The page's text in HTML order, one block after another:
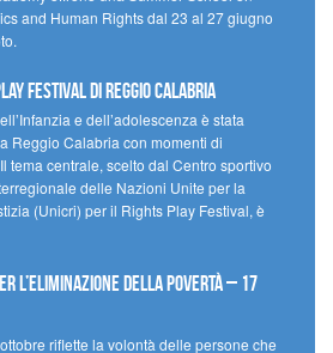
and Human Rights dal 23 al 27 giugno
Festival di Reggio Calabria
e dell’adolescenza è stata
Reggio Calabria con momenti di
tema centrale, scelto dal Centro sportivo
delle Nazioni Unite per la
(Unicri) per il Rights Play Festival, è
l’eliminazione della povertà – 17
riflette la volontà delle persone che